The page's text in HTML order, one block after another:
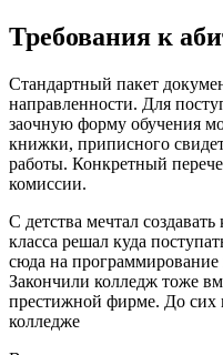
Требования к
Стандартный пакет
направленности. Для
заочную форму обучения
книжки, приписного
работы. Конкретный
комиссии.
С детства мечтал
класса решал куда
сюда на
Закончили колледж тоже
престижной фирме. До сих
колледже